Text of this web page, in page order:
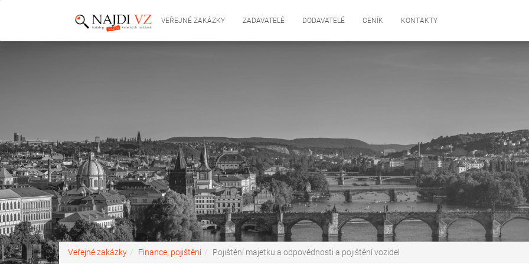
VEŘEJNÉ ZAKÁZKY ZADAVATELÉ DODAVATELÉ CENÍK KONTAKTY
Veřejné zakázky Finance, pojištění Pojištění majetku a odpovědnosti a pojištění vozidel